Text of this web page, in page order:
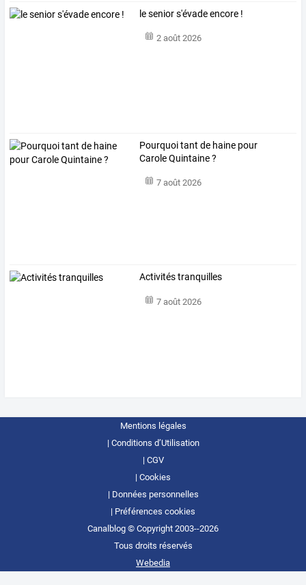
le senior s'évade encore !
2 août 2026
Pourquoi tant de haine pour
Carole Quintaine ?
7 août 2026
Activités tranquilles
7 août 2026
Mentions légales
Conditions d’Utilisation
CGV
Cookies
Données personnelles
Préférences cookies
Canalblog © Copyright 2003--2026
Tous droits réservés
Webedia